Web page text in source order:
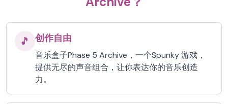
🎵 创作自由
音乐盒子Phase 5 Archive，一个Spunky 游戏，
提供无尽的声音组合，让你表达你的音乐创造
力。